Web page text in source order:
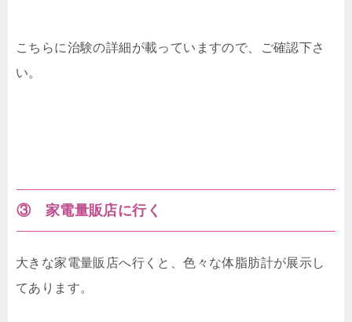
こちらに治験の詳細が載っていますので、ご確認下さ
い。
③ 家電量販店に行く
大きな家電量販店へ行くと、色々な体脂肪計が展示し
てあります。